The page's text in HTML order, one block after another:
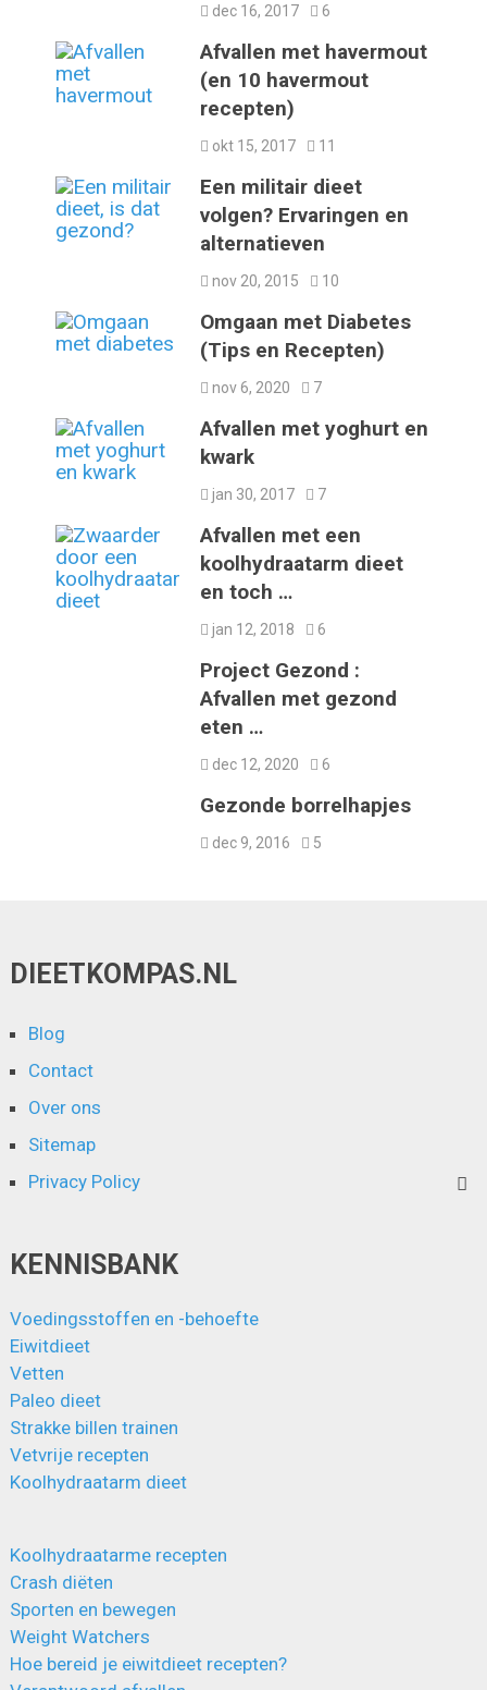
dec 16, 2017 6
Afvallen met havermout
(en 10 havermout
recepten)
okt 15, 2017 11
Een militair dieet
volgen? Ervaringen en
alternatieven
nov 20, 2015 10
Omgaan met Diabetes
(Tips en Recepten)
nov 6, 2020 7
Afvallen met yoghurt en
kwark
jan 30, 2017 7
Afvallen met een
koolhydraatarm dieet
en toch …
jan 12, 2018 6
Project Gezond :
Afvallen met gezond
eten …
dec 12, 2020 6
Gezonde borrelhapjes
dec 9, 2016 5
DIEETKOMPAS.NL
Blog
Contact
Over ons
Sitemap
Privacy Policy
KENNISBANK
Voedingsstoffen en -behoefte
Eiwitdieet
Vetten
Paleo dieet
Strakke billen trainen
Vetvrije recepten
Koolhydraatarm dieet
Koolhydraatarme recepten
Crash diëten
Sporten en bewegen
Weight Watchers
Hoe bereid je eiwitdieet recepten?